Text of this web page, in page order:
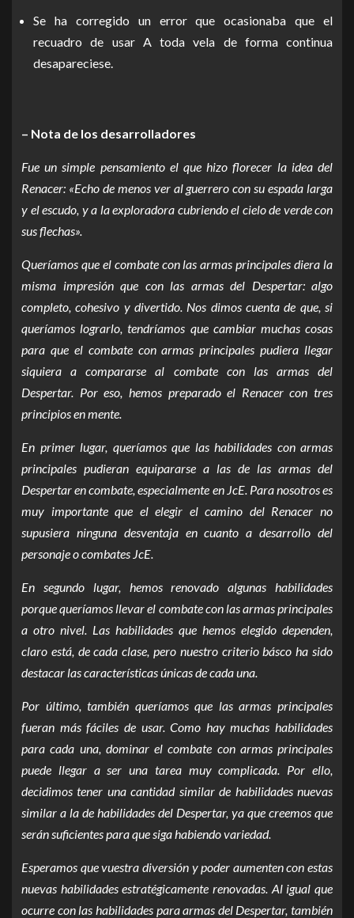
Se ha corregido un error que ocasionaba que el
recuadro de usar A toda vela de forma continua
desapareciese.
– Nota de los desarrolladores
Fue un simple pensamiento el que hizo florecer la idea del
Renacer: «Echo de menos ver al guerrero con su espada larga
y el escudo, y a la exploradora cubriendo el cielo de verde con
sus flechas».
Queríamos que el combate con las armas principales diera la
misma impresión que con las armas del Despertar: algo
completo, cohesivo y divertido. Nos dimos cuenta de que, si
queríamos lograrlo, tendríamos que cambiar muchas cosas
para que el combate con armas principales pudiera llegar
siquiera a compararse al combate con las armas del
Despertar. Por eso, hemos preparado el Renacer con tres
principios en mente.
En primer lugar, queríamos que las habilidades con armas
principales pudieran equipararse a las de las armas del
Despertar en combate, especialmente en JcE. Para nosotros es
muy importante que el elegir el camino del Renacer no
supusiera ninguna desventaja en cuanto a desarrollo del
personaje o combates JcE.
En segundo lugar, hemos renovado algunas habilidades
porque queríamos llevar el combate con las armas principales
a otro nivel. Las habilidades que hemos elegido dependen,
claro está, de cada clase, pero nuestro criterio básco ha sido
destacar las características únicas de cada una.
Por último, también queríamos que las armas principales
fueran más fáciles de usar. Como hay muchas habilidades
para cada una, dominar el combate con armas principales
puede llegar a ser una tarea muy complicada. Por ello,
decidimos tener una cantidad similar de habilidades nuevas
similar a la de habilidades del Despertar, ya que creemos que
serán suficientes para que siga habiendo variedad.
Esperamos que vuestra diversión y poder aumenten con estas
nuevas habilidades estratégicamente renovadas. Al igual que
ocurre con las habilidades para armas del Despertar, también